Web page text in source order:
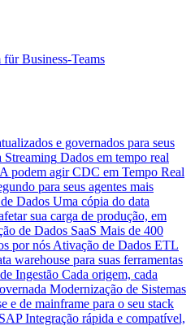
Business-Teams
e governados para seus
Streaming Dados em tempo real
podem agir CDC em Tempo Real
para seus agentes mais
Dados Uma cópia do data
sua carga de produção, em
de Dados SaaS Mais de 400
por nós Ativação de Dados ETL
warehouse para suas ferramentas
Ingestão Cada origem, cada
Modernização de Sistemas
e de mainframe para o seu stack
Integração rápida e compatível,